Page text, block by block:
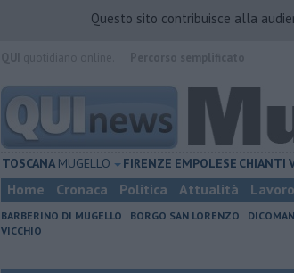
Questo sito contribuisce alla
TOSCANA MUGELLO FIRENZE EMPOLESE CHIANTI
Home Cronaca Politica Attualità Lavoro
BARBERINO DI MUGELLO BORGO SAN LORENZO
VICCHIO